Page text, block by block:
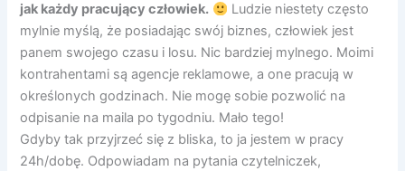
jak każdy pracujący człowiek.
Ludzie niestety często
mylnie myślą, że posiadając swój biznes, człowiek jest
panem swojego czasu i losu. Nic bardziej mylnego. Moimi
kontrahentami są agencje reklamowe, a one pracują w
określonych godzinach. Nie mogę sobie pozwolić na
odpisanie na maila po tygodniu. Mało tego!
Gdyby tak przyjrzeć się z bliska, to ja jestem w pracy
24h/dobę. Odpowiadam na pytania czytelniczek,